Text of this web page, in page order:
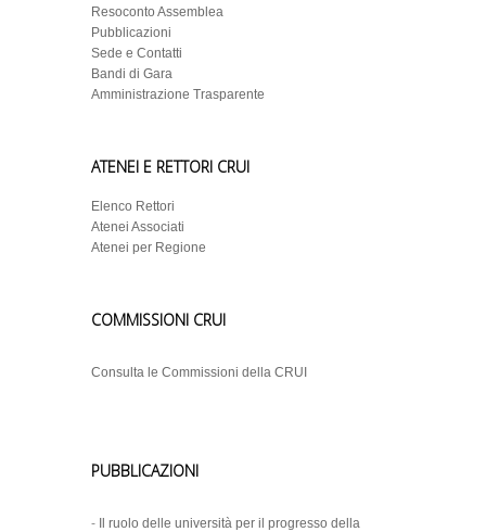
Resoconto Assemblea
Pubblicazioni
Sede e Contatti
Bandi di Gara
Amministrazione Trasparente
ATENEI E RETTORI CRUI
Elenco Rettori
Atenei Associati
Atenei per Regione
COMMISSIONI CRUI
Consulta le Commissioni della CRUI
PUBBLICAZIONI
-
Il ruolo delle università per il progresso della